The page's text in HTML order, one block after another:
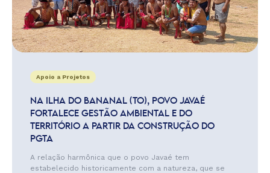
Apoio a Projetos
NA ILHA DO BANANAL (TO), POVO JAVAÉ
FORTALECE GESTÃO AMBIENTAL E DO
TERRITÓRIO A PARTIR DA CONSTRUÇÃO DO
PGTA
A relação harmônica que o povo Javaé tem
estabelecido historicamente com a natureza, que se